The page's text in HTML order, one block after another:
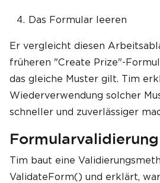
Das Formular leeren
Er vergleicht diesen
früheren "Create Prize"-
das gleiche Muster gilt. Tim
Wiederverwendung solcher
schneller und zuverlässiger
Formularvalidierung
Tim baut eine
ValidateForm() und erklärt,